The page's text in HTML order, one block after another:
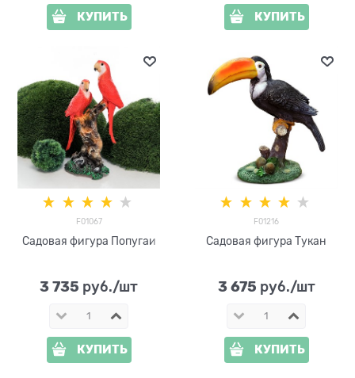
КУПИТЬ КУПИТЬ
F01067
Садовая фигура Попугаи
3 735 руб./шт
КУПИТЬ
F01216
Садовая фигура Тукан
3 675 руб./шт
КУПИТЬ